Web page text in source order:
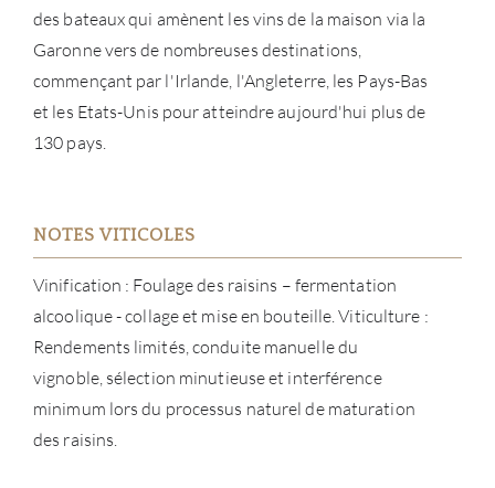
des bateaux qui amènent les vins de la maison via la
Garonne vers de nombreuses destinations,
commençant par l'Irlande, l'Angleterre, les Pays-Bas
et les Etats-Unis pour atteindre aujourd'hui plus de
130 pays.
NOTES VITICOLES
Vinification : Foulage des raisins – fermentation
alcoolique - collage et mise en bouteille. Viticulture :
Rendements limités, conduite manuelle du
vignoble, sélection minutieuse et interférence
minimum lors du processus naturel de maturation
des raisins.